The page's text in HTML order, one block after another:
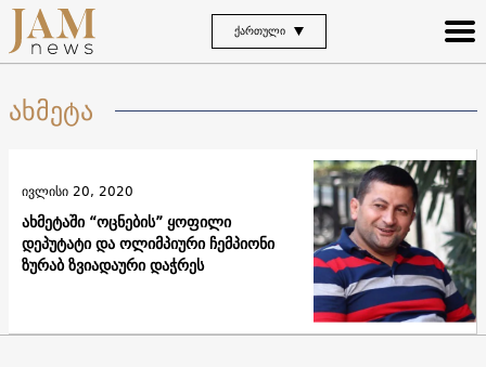
ᲥᲐᲠᲗᲣᲚᲘ
ახმეტა
ახმეტაში “ოცნების” ყოფილი
დეპუტატი და ოლიმპიური ჩემპიონი
ზურაბ ზვიადაური დაჭრეს
ივლისი 20, 2020